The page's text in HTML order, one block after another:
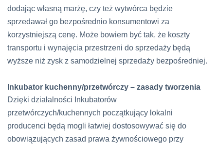
dodając własną marżę, czy też wytwórca będzie
sprzedawał go bezpośrednio konsumentowi za
korzystniejszą cenę. Może bowiem być tak, że koszty
transportu i wynajęcia przestrzeni do sprzedaży będą
wyższe niż zysk z samodzielnej sprzedaży bezpośredniej.
Inkubator kuchenny/przetwórczy – zasady tworzenia
Dzięki działalności Inkubatorów
przetwórczych/kuchennych początkujący lokalni
producenci będą mogli łatwiej dostosowywać się do
obowiązujących zasad prawa żywnościowego przy